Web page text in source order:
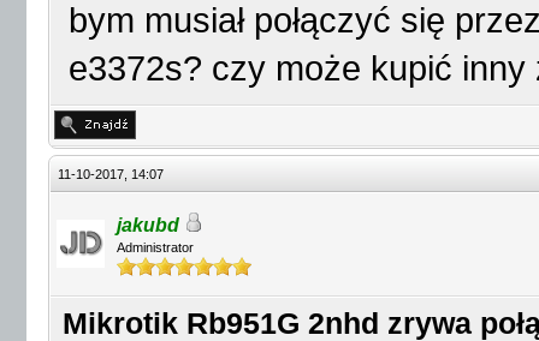
bym musiał połączyć się
e3372s? czy może kupić inny
11-10-2017, 14:07
jakubd
Administrator
Mikrotik Rb951G 2nhd zrywa